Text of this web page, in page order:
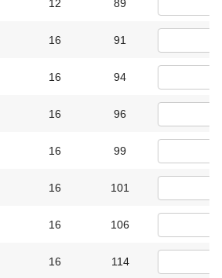
12 89
16 91
16 94
16 96
16 99
16 101
16 106
16 114